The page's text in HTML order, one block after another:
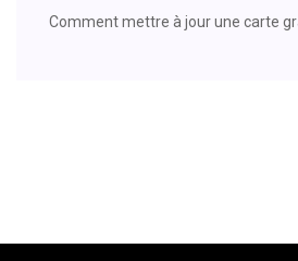
Comment mettre à jour une carte